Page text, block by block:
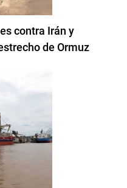
contra Irán y
de Ormuz